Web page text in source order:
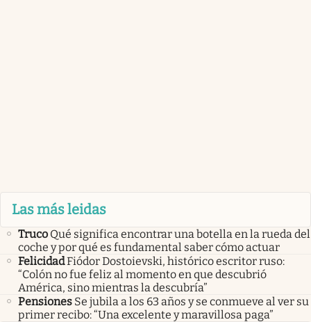
Las más leidas
Truco Qué significa encontrar una botella en la rueda del
coche y por qué es fundamental saber cómo actuar
FelicidadFiódor Dostoievski, histórico escritor ruso:
“Colón no fue feliz al momento en que descubrió
América, sino mientras la descubría”
Pensiones Se jubila a los 63 años y se conmueve al ver su
primer recibo: “Una excelente y maravillosa paga”